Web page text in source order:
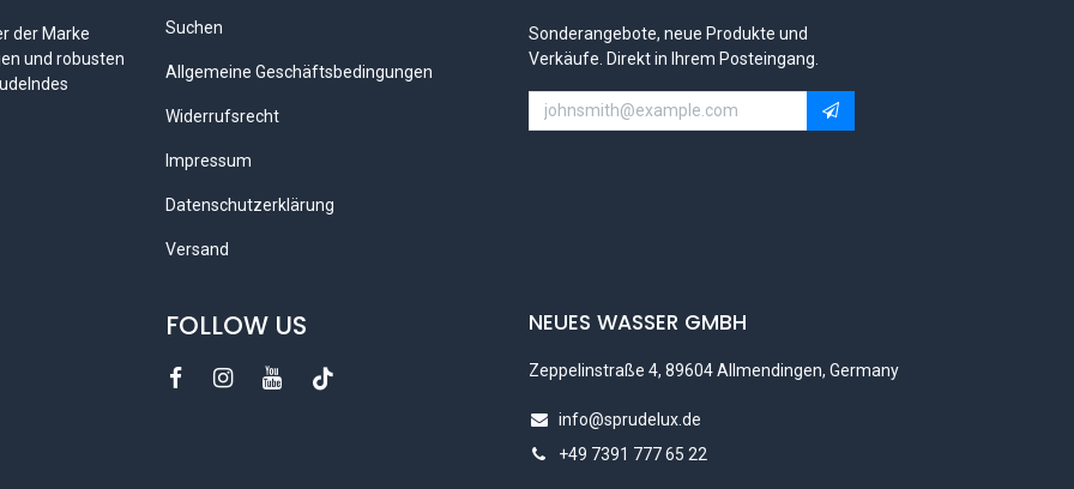
der Marke
und robusten
Suchen
Allgemeine Geschäftsbedingungen
Widerrufsrecht
Impressum
Datenschutzerklärung
Versand
Sonderangebote, neue Produkte und
Verkäufe. Direkt in Ihrem Posteingang.
FOLLOW US NEUES WASSER GMBH
Zeppelinstraße 4, 89604 Allmendingen, Germany
info@sprudelux.de
+49 7391 777 65 22